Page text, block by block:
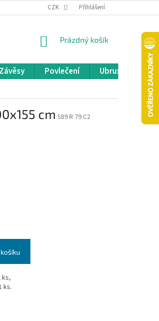
OBCHODNÍ PODMÍNKY
CZK Přihlášení
NÁKUPNÍ
Prázdný košík
Závěsy Povlečení Ubrusy
cm 589 R 79 C2
ks,
ks.